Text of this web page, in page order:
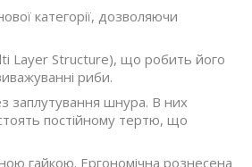
категорії, дозволяючи
Layer Structure), що робить його
риби.
заплутування шнура. В них
постійному тертю, що
гайкою. Ергономічна рознесена